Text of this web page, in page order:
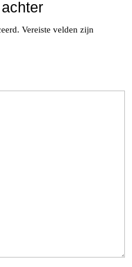
Vereiste velden zijn